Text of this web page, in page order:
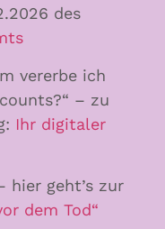
des
vererbe ich
– zu
Ihr digitaler
hier geht’s zur
dem Tod“